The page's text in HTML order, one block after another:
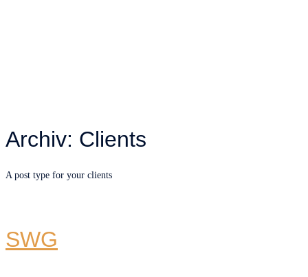
Archiv: Clients
A post type for your clients
SWG